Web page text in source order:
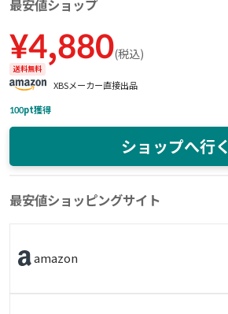
最安値ショップ
¥4,880(税込)
送料無料
XBSメーカー直接出品
100pt獲得
ショップへ行く
最安値ショッピングサイト
amazon